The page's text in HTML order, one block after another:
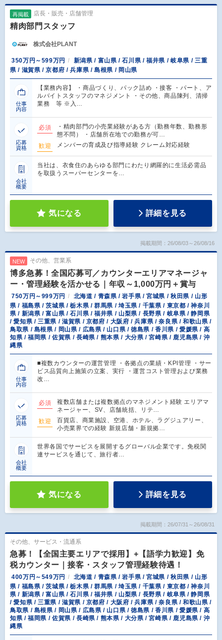
再掲載 店長・販売・店舗管理
精肉部門スタッフ
株式会社PLANT
350万円～599万円
新潟県 / 富山県 / 石川県 / 福井県 / 岐阜県 / 三重
県 / 滋賀県 / 京都府 / 兵庫県 / 島根県 / 岡山県
仕事
内容
【業務内容】 ・商品づくり、パック詰め ・接客 ・パート、ア
ルバイトスタッフのマネジメント ・その他、商品陳列、清掃
業務 等 ※入…
応募
資格
必須
・精肉部門の小売業経験がある方（勤務年数、勤務形
態不問） ・店舗所在地での勤務が可…
歓迎
メンバーの育成及び指導経験 クレーム対応経験
会社
概要
当社は、衣食住のあらゆる部門にわたり網羅的に生活必需品
を取扱うスーパーセンターを…
気になる 詳細を見る
掲載期間：26/08/03～26/08/16
NEW その他、営業系
博多急募！全国応募可／カウンターエリアマネージャ
ー・管理経験を活かせる｜年収～1,000万円＋賞与
750万円～999万円
北海道 / 青森県 / 岩手県 / 宮城県 / 秋田県 / 山形
県 / 福島県 / 茨城県 / 栃木県 / 群馬県 / 埼玉県 / 千葉県 / 東京都 / 神奈川
県 / 新潟県 / 富山県 / 石川県 / 福井県 / 山梨県 / 長野県 / 岐阜県 / 静岡県
/ 愛知県 / 三重県 / 滋賀県 / 京都府 / 大阪府 / 兵庫県 / 奈良県 / 和歌山県 /
鳥取県 / 島根県 / 岡山県 / 広島県 / 山口県 / 徳島県 / 香川県 / 愛媛県 / 高
知県 / 福岡県 / 佐賀県 / 長崎県 / 熊本県 / 大分県 / 宮崎県 / 鹿児島県 / 沖
縄県
仕事
内容
■複数カウンターの運営管理 ・各拠点の業績・KPI管理 ・サー
ビス品質向上施策の立案、実行 ・運営コスト管理および業務
改…
応募
資格
必須
複数店舗または複数拠点のマネジメント経験 エリアマ
ネージャー、SV、店舗統括、リテ…
歓迎
百貨店、商業施設、空港、ホテル、ラグジュアリー、
小売業界での経験 新規店舗・新規拠…
会社
概要
世界各国でサービスを展開するグローバル企業です。免税関
連サービスを通じて、旅行者…
気になる 詳細を見る
掲載期間：26/07/31～26/08/31
その他、サービス・流通系
急募！【全国主要エリアで採用】+【語学力歓迎】免
税カウンター｜接客・スタッフ管理経験待遇！
400万円～549万円
北海道 / 青森県 / 岩手県 / 宮城県 / 秋田県 / 山形
県 / 福島県 / 茨城県 / 栃木県 / 群馬県 / 埼玉県 / 千葉県 / 東京都 / 神奈川
県 / 新潟県 / 富山県 / 石川県 / 福井県 / 山梨県 / 長野県 / 岐阜県 / 静岡県
/ 愛知県 / 三重県 / 滋賀県 / 京都府 / 大阪府 / 兵庫県 / 奈良県 / 和歌山県 /
鳥取県 / 島根県 / 岡山県 / 広島県 / 山口県 / 徳島県 / 香川県 / 愛媛県 / 高
知県 / 福岡県 / 佐賀県 / 長崎県 / 熊本県 / 大分県 / 宮崎県 / 鹿児島県 / 沖
縄県